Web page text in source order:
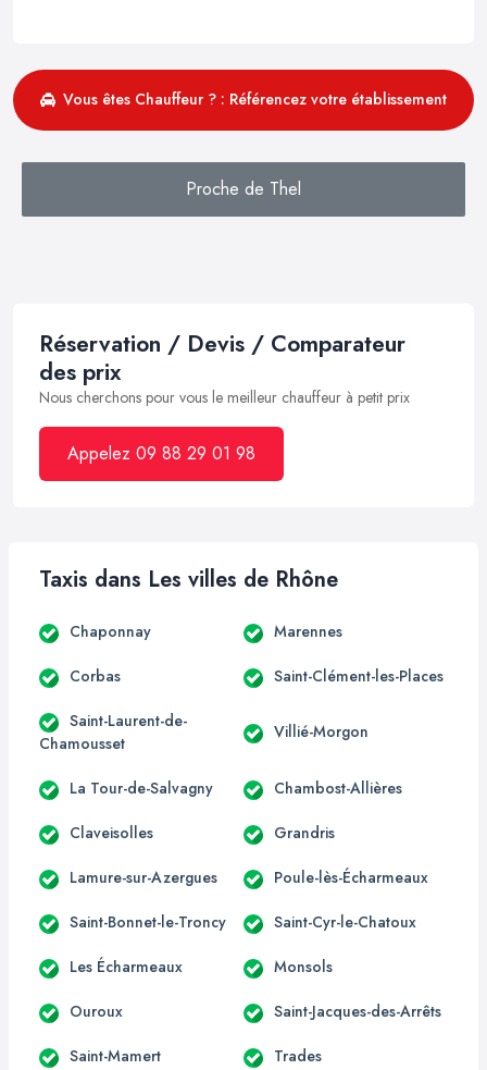
Vous êtes Chauffeur ? : Référencez votre établissement
Proche de Thel
Réservation / Devis / Comparateur
des prix
Nous cherchons pour vous le meilleur chauffeur à petit prix
Appelez 09 88 29 01 98
Taxis dans Les villes de Rhône
Chaponnay Marennes
Corbas Saint-Clément-les-Places
Saint-Laurent-de-
Chamousset
Villié-Morgon
La Tour-de-Salvagny Chambost-Allières
Claveisolles Grandris
Lamure-sur-Azergues Poule-lès-Écharmeaux
Saint-Bonnet-le-Troncy Saint-Cyr-le-Chatoux
Les Écharmeaux Monsols
Ouroux Saint-Jacques-des-Arrêts
Saint-Mamert Trades